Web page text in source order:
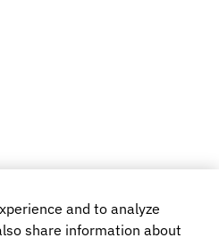
and to analyze
share information about